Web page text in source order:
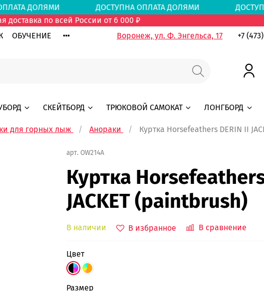
ОПЛАТА ДОЛЯМИ ДОСТУПНА ОПЛАТА ДОЛЯМИ
доставка по всей России от 6 000 ₽
ОБУЧЕНИЕ Воронеж, ул. Ф. Энгельса, 17 +7
СКЕЙТБОРД ТРЮКОВОЙ САМОКАТ ЛОНГБОРД
для горных лыж Анораки Куртка Horsefeathers DERIN II
арт. OW214A
Куртка
JACKET (paintbrush)
В наличии В избранное В сравнение
цвет
размер